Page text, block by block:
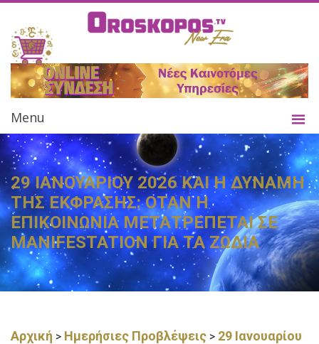
Menu
29 ΙΑΝΟΥΑΡΙΟΥ 2026 ΚΑΙ Η ΔΥΝΑΜΗ
ΤΗΣ ΕΚΦΡΑΣΗΣ: ΟΤΑΝ Η
ΕΠΙΚΟΙΝΩΝΙΑ ΜΕΤΑΤΡΕΠΕΤΑΙ ΣΕ
MANIFESTATION ΓΙΑ ΤΑ ΖΩΔΙΑ
Αρχική > Ημερήσιες Προβλέψεις > 29 Ιανουαρίου